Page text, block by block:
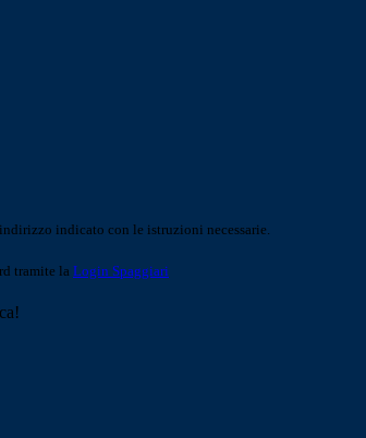
indicato con le istruzioni necessarie.
tramite la Login Spaggiari